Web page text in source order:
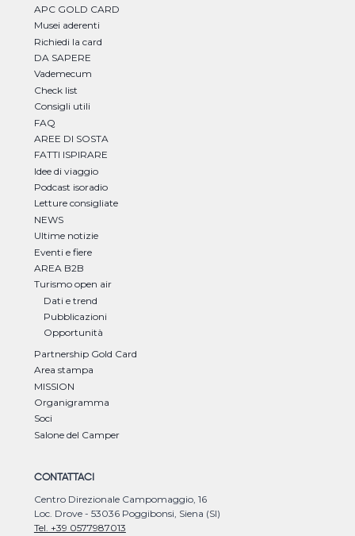
APC GOLD CARD
Musei aderenti
Richiedi la card
DA SAPERE
Vademecum
Check list
Consigli utili
FAQ
AREE DI SOSTA
FATTI ISPIRARE
Idee di viaggio
Podcast isoradio
Letture consigliate
NEWS
Ultime notizie
Eventi e fiere
AREA B2B
Turismo open air
Dati e trend
Pubblicazioni
Opportunità
Partnership Gold Card
Area stampa
MISSION
Organigramma
Soci
Salone del Camper
CONTATTACI
Centro Direzionale Campomaggio, 16
Loc. Drove - 53036 Poggibonsi, Siena (SI)
Tel. +39 0577987013